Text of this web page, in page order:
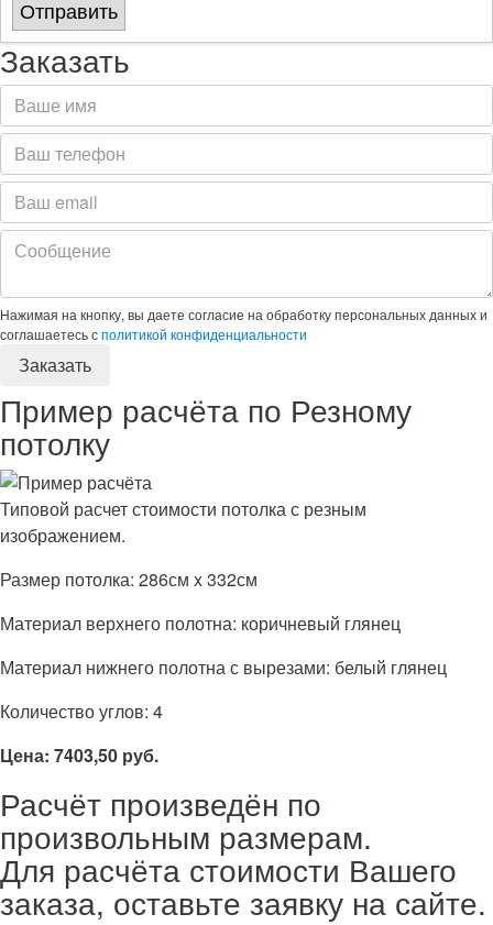
Отправить
Заказать
Нажимая на кнопку, вы даете согласие на обработку персональных данных и
соглашаетесь сполитикой конфиденциальности
Пример расчёта по Резному
потолку
Типовой расчет стоимости потолка с резным
изображением.
Размер потолка: 286см x 332см
Материал верхнего полотна: коричневый глянец
Материал нижнего полотна с вырезами: белый глянец
Количество углов: 4
Цена: 7403,50 руб.
Расчёт произведён по
произвольным размерам.
Для расчёта стоимости Вашего
заказа, оставьте заявку на сайте.